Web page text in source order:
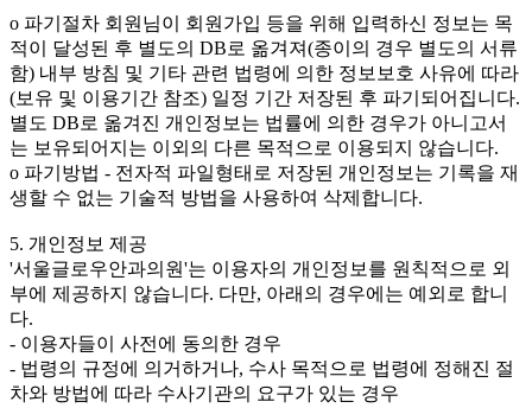
ο 파기절차 회원님이 회원가입 등을 위해 입력하신 정보는 목
적이 달성된 후 별도의 DB로 옮겨져(종이의 경우 별도의 서류
함) 내부 방침 및 기타 관련 법령에 의한 정보보호 사유에 따라
(보유 및 이용기간 참조) 일정 기간 저장된 후 파기되어집니다.
별도 DB로 옮겨진 개인정보는 법률에 의한 경우가 아니고서
는 보유되어지는 이외의 다른 목적으로 이용되지 않습니다.
ο 파기방법 - 전자적 파일형태로 저장된 개인정보는 기록을 재
생할 수 없는 기술적 방법을 사용하여 삭제합니다.
5. 개인정보 제공
'서울글로우안과의원'는 이용자의 개인정보를 원칙적으로 외
부에 제공하지 않습니다. 다만, 아래의 경우에는 예외로 합니
다.
- 이용자들이 사전에 동의한 경우
- 법령의 규정에 의거하거나, 수사 목적으로 법령에 정해진 절
차와 방법에 따라 수사기관의 요구가 있는 경우